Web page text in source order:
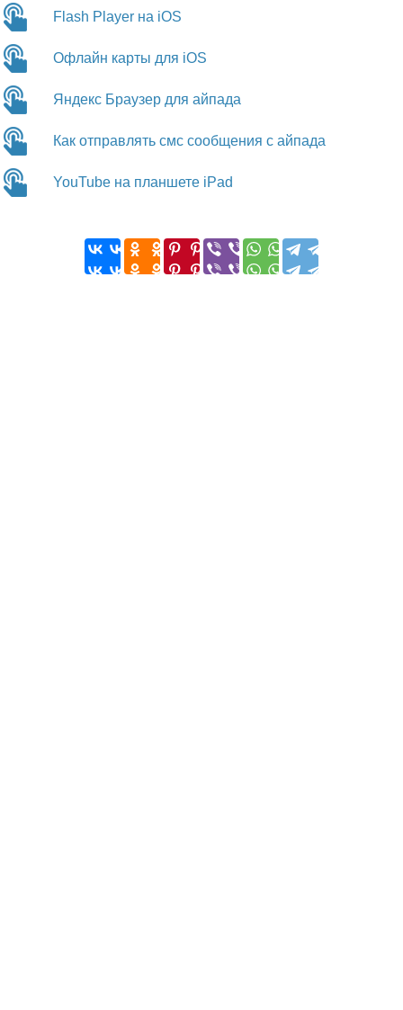
Flash Player на iOS
Офлайн карты для iOS
Яндекс Браузер для айпада
Как отправлять смс сообщения с айпада
YouTube на планшете iPad